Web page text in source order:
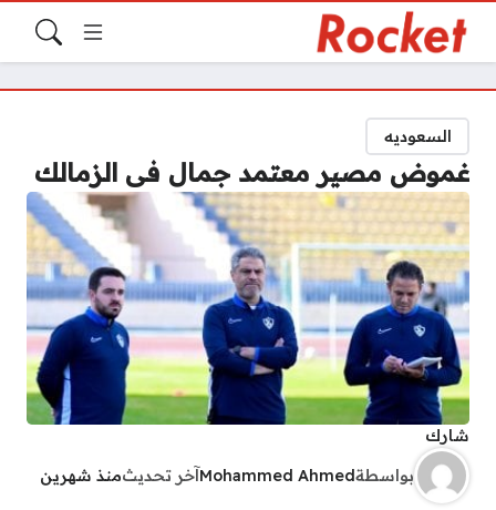
السعوديه
غموض مصير معتمد جمال فى الزمالك
شارك
بواسطةMohammed Ahmedآخر تحديثمنذ شهرين